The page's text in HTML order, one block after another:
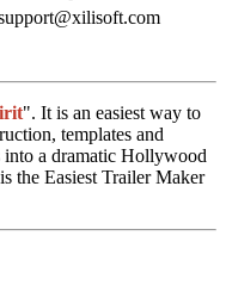
". It is an easiest way to
templates and
into a dramatic Hollywood
the Easiest Trailer Maker